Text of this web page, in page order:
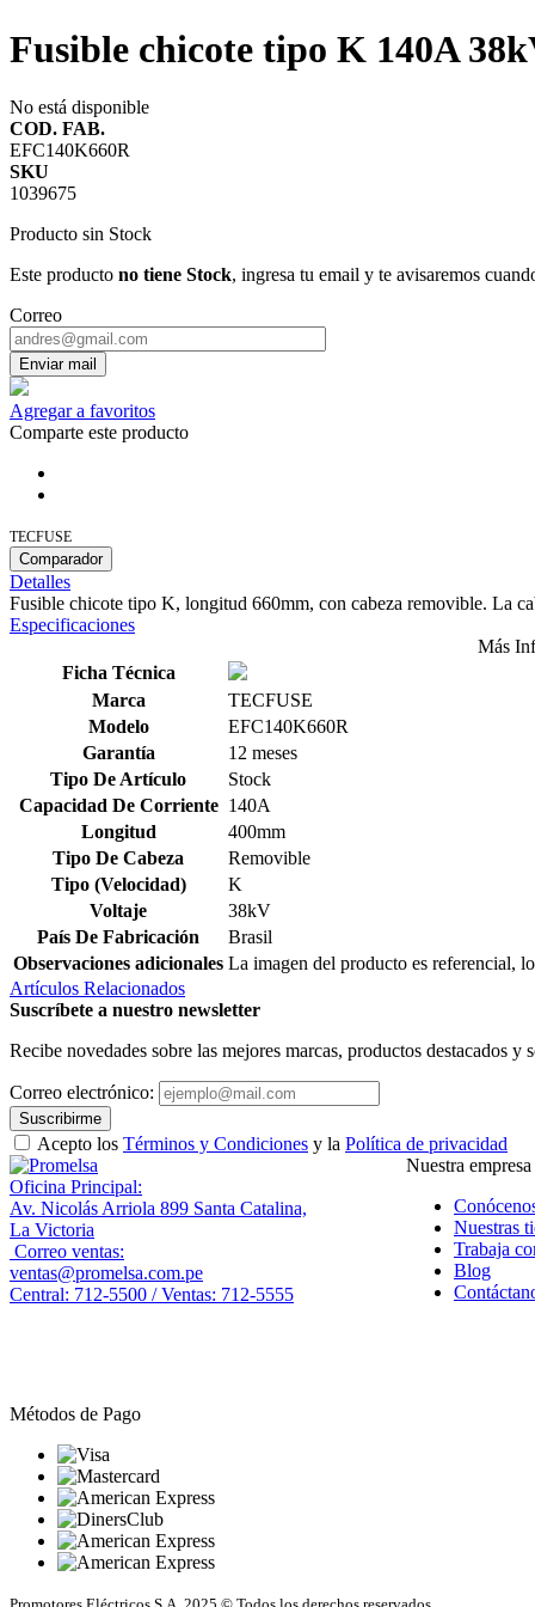
Fusible chicote tipo K 140A
No está disponible
COD. FAB.
EFC140K660R
SKU
1039675
Producto sin Stock
Este producto no tiene Stock, ingresa tu email y te avisaremos
Correo
Enviar mail
Agregar a favoritos
Comparte este producto
TECFUSE
Comparador
Detalles
Fusible chicote tipo K, longitud 660mm, con cabeza removible. La
Especificaciones
Más
Ficha Técnica
Marca
TECFUSE
Modelo
EFC140K660R
Garantía
12 meses
Tipo De Artículo
Stock
Capacidad De Corriente 140A
Longitud
400mm
Tipo De Cabeza
Removible
Tipo (Velocidad)
K
Voltaje
38kV
País De Fabricación
Brasil
Observaciones adicionales La imagen del producto es referencial,
Artículos Relacionados
Suscríbete a nuestro newsletter
Recibe novedades sobre las mejores marcas, productos destacados y
Correo electrónico:
Suscribirme
Acepto los Términos y Condiciones y la Política de privacidad
Oficina Principal:
Av. Nicolás Arriola 899 Santa Catalina,
La Victoria
Correo ventas:
ventas@promelsa.com.pe
Central: 712-5500 / Ventas: 712-5555
Nuestra empresa
Nuestras
Trabaja
Blog
Métodos de Pago